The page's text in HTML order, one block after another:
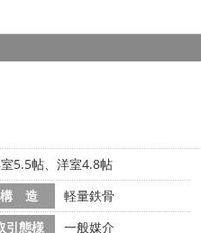
5.5帖、洋室4.8帖
構 造
軽量鉄骨
引態様
一般媒介